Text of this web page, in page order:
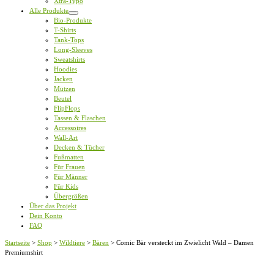
Alle Produkte
Bio-Produkte
T-Shirts
Tank-Tops
Long-Sleeves
Sweatshirts
Hoodies
Jacken
Mützen
Beutel
FlipFlops
Tassen & Flaschen
Accessoires
Wall-Art
Decken & Tücher
Fußmatten
Für Frauen
Für Männer
Für Kids
Übergrößen
Über das Projekt
Dein Konto
FAQ
Startseite > Shop > Wildtiere > Bären > Comic Bär versteckt im Zwielicht Wald – Damen
Premiumshirt